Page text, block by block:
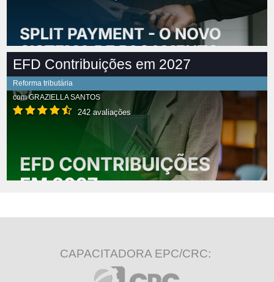
EFD Contribuições em 2027
Reforma tributária
comGRAZIELLA SANTOS
242 avaliações
CAPACITADORA EPC/CRC: